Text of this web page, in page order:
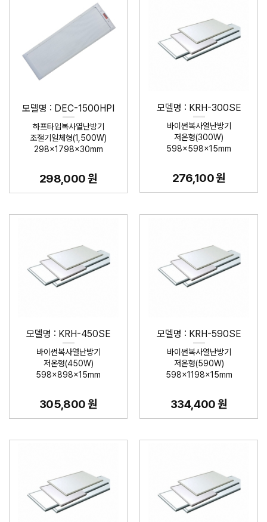
모델명 : DEC-1500HPI
하프타입복사열난방기
조절기일체형(1,500W)
298×1798×30mm
298,000 원
모델명 : KRH-300SE
바이썬복사열난방기
저온형(300W)
598×598×15mm
276,100 원
모델명 : KRH-450SE
바이썬복사열난방기
저온형(450W)
598×898×15mm
305,800 원
모델명 : KRH-590SE
바이썬복사열난방기
저온형(590W)
598×1198×15mm
334,400 원